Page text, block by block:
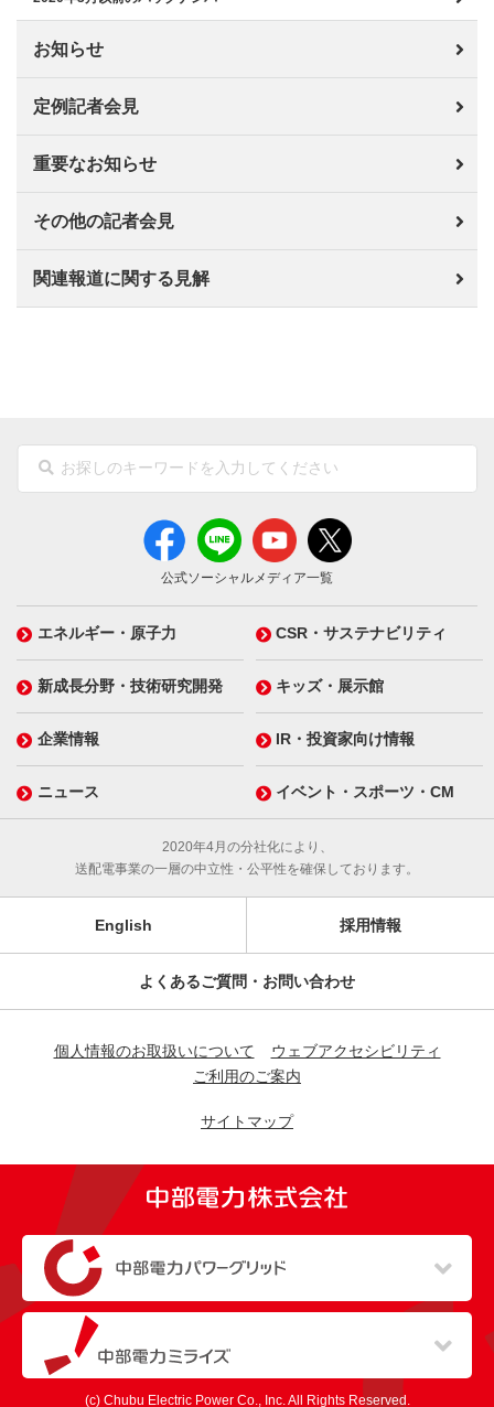
お知らせ
定例記者会見
重要なお知らせ
その他の記者会見
関連報道に関する見解
公式ソーシャルメディア一覧
エネルギー・原子力 CSR・サステナビリティ
新成長分野・技術研究開発 キッズ・展示館
企業情報 IR・投資家向け情報
ニュース イベント・スポーツ・CM
2020年4月の分社化により、
送配電事業の一層の中立性・公平性を確保しております。
English 採用情報
よくあるご質問・お問い合わせ
個人情報のお取扱いについて
ウェブアクセシビリティ
ご利用のご案内
サイトマップ
（新しいウィンドウを開きます）
（新しいウィンドウを開きます）
(c) Chubu Electric Power Co., Inc. All Rights Reserved.